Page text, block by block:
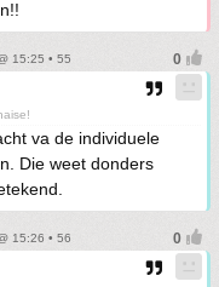
15:25 • 55
va de individuele
Die weet donders
15:26 • 56